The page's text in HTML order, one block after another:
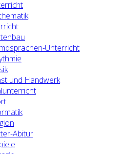
Unterricht
und Handwerk
Abitur